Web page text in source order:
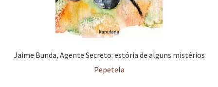
Jaime Bunda, Agente Secreto: estória de alguns mistérios
Pepetela